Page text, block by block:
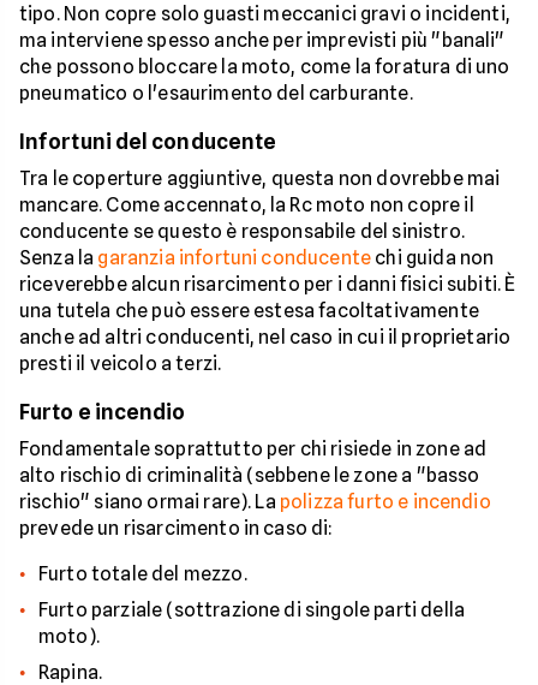
tipo. Non copre solo guasti meccanici gravi o incidenti,
ma interviene spesso anche per imprevisti più "banali"
che possono bloccare la moto, come la foratura di uno
pneumatico o l'esaurimento del carburante.
Infortuni del conducente
Tra le coperture aggiuntive, questa non dovrebbe mai
mancare. Come accennato, la Rc moto non copre il
conducente se questo è responsabile del sinistro.
Senza la garanzia infortuni conducente chi guida non
riceverebbe alcun risarcimento per i danni fisici subiti. È
una tutela che può essere estesa facoltativamente
anche ad altri conducenti, nel caso in cui il proprietario
presti il veicolo a terzi.
Furto e incendio
Fondamentale soprattutto per chi risiede in zone ad
alto rischio di criminalità (sebbene le zone a "basso
rischio" siano ormai rare). La polizza furto e incendio
prevede un risarcimento in caso di:
Furto totale del mezzo.
Furto parziale (sottrazione di singole parti della
moto).
Rapina.